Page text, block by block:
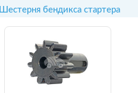
[DC12.15][DT1...
Шестерня бендикса стартера